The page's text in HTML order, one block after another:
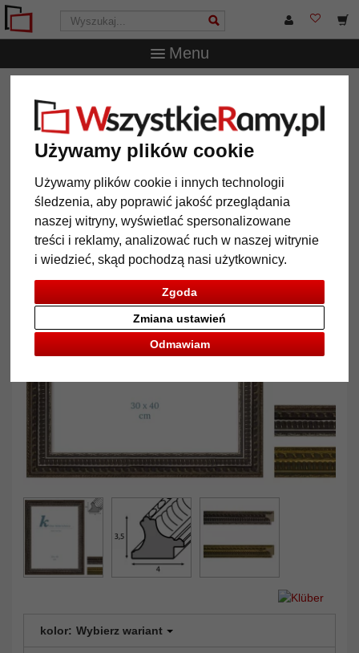
Używamy plików cookie
Używamy plików cookie i innych technologii
śledzenia, aby poprawić jakość przeglądania
naszej witryny, wyświetlać spersonalizowane
treści i reklamy, analizować ruch w naszej witrynie
i wiedzieć, skąd pochodzą nasi użytkownicy.
Zgoda
Odmawiam
Zmiana ustawień
Menu
Barokowa rama Bilbao na wymiar
Barokowa rama Bilbao na wymiar
Powrót
kolor: Wybierz wariant